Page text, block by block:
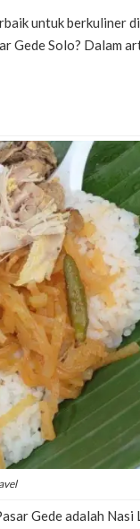
untuk berkuliner
Gede Solo? Dalam
Gede adalah Nasi